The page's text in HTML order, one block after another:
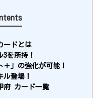
ードとは
3を所持！
＋」の強化が可能！
ル登場！
府 カード一覧